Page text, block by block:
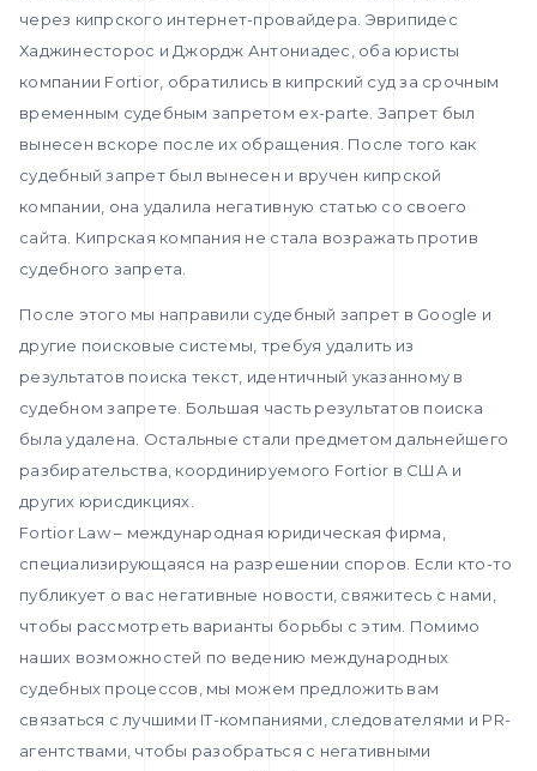
через кипрского интернет-провайдера. Эврипидес
Хаджинесторос и Джордж Антониадес, оба юристы
компании Fortior, обратились в кипрский суд за срочным
временным судебным запретом ex-parte. Запрет был
вынесен вскоре после их обращения. После того как
судебный запрет был вынесен и вручен кипрской
компании, она удалила негативную статью со своего
сайта. Кипрская компания не стала возражать против
судебного запрета.
После этого мы направили судебный запрет в Google и
другие поисковые системы, требуя удалить из
результатов поиска текст, идентичный указанному в
судебном запрете. Большая часть результатов поиска
была удалена. Остальные стали предметом дальнейшего
разбирательства, координируемого Fortior в США и
других юрисдикциях.
Fortior Law – международная юридическая фирма,
специализирующаяся на разрешении споров. Если кто-то
публикует о вас негативные новости, свяжитесь с нами,
чтобы рассмотреть варианты борьбы с этим. Помимо
наших возможностей по ведению международных
судебных процессов, мы можем предложить вам
связаться с лучшими IT-компаниями, следователями и PR-
агентствами, чтобы разобраться с негативными